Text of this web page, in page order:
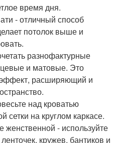
время дня.
- отличный способ
потолок выше и
разнофактурные
и матовые. Это
расширяющий и
над кроватью
сетки на круглом каркасе.
- используйте
кружев, бантиков и